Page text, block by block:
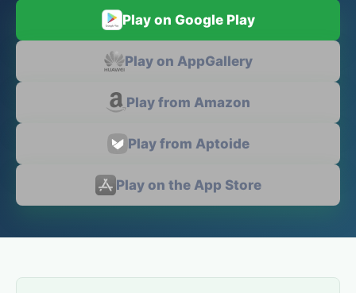
Play on Google Play
Play on AppGallery
Play from Amazon
Play from Aptoide
Play on the App Store